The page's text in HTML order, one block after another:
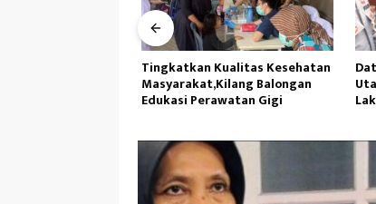
Tingkatkan Kualitas Kesehatan
Masyarakat,Kilang Balongan
Edukasi Perawatan Gigi